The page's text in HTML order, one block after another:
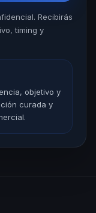
Recibirás
timing y
objetivo y
curada y